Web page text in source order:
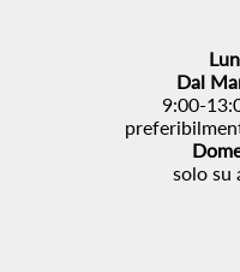
Dal
9:00-
solo su